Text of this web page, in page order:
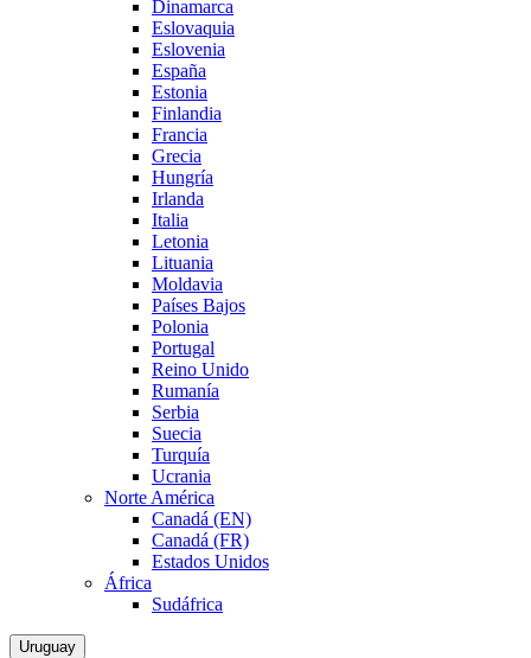
Dinamarca
Eslovaquia
Eslovenia
España
Estonia
Finlandia
Francia
Grecia
Hungría
Irlanda
Italia
Letonia
Lituania
Moldavia
Países Bajos
Polonia
Portugal
Reino Unido
Rumanía
Serbia
Suecia
Turquía
Ucrania
Norte América
Canadá (EN)
Canadá (FR)
Estados Unidos
África
Sudáfrica
Uruguay